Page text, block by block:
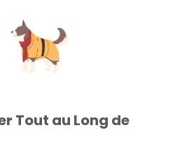
Tout au Long de